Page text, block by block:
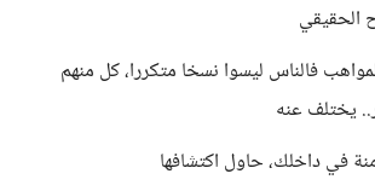
الحقيقي
فالناس ليسوا نسخا متكررا، كل منهم
يختلف عنه
في داخلك، حاول اكتشافها